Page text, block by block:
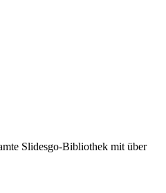
Slidesgo-Bibliothek mit über